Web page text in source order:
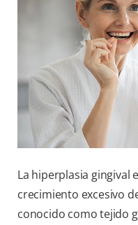
La hiperplasia gingival
crecimiento excesivo
conocido como tejido